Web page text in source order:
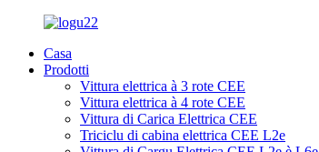
Casa
Prodotti
Vittura elettrica à 3 rote CEE
Vittura elettrica à 4 rote CEE
Vittura di Carica Elettrica CEE
Triciclu di cabina elettrica CEE L2e